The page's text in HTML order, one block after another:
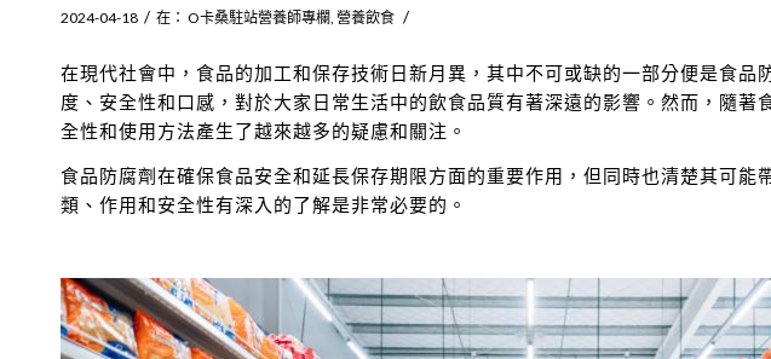
2024-04-18 / 在： O卡桑駐站營養師專欄, 營養飲食 /
在現代社會中，食品的加工和保存技術日新月異，其中不可或缺的一部分便是食品
度、安全性和口感，對於大家日常生活中的飲食品質有著深遠的影響。然而，隨著
全性和使用方法產生了越來越多的疑慮和關注。
食品防腐劑在確保食品安全和延長保存期限方面的重要作用，但同時也清楚其可能
類、作用和安全性有深入的了解是非常必要的。